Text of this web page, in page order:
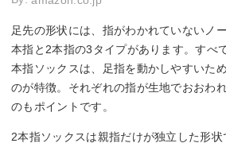
足先の形状には、指がわかれていないノ
本指と2本指の3タイプがあります。すべ
本指ソックスは、足指を動かしやすいた
のが特徴。それぞれの指が生地でおおわ
のもポイントです。
2本指ソックスは親指だけが独立した形